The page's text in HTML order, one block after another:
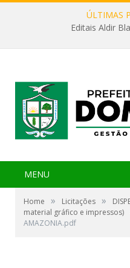
ÚLTIMAS
Editais Aldir
MENU
Home » Licitações »
material gráfico e impressos)
AMAZONIA.pdf